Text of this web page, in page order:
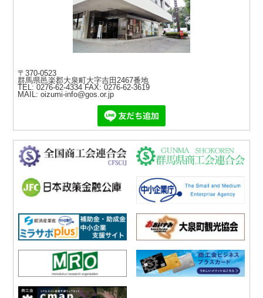
〒370-0523
群馬県邑楽郡大泉町大字吉田2467番地
TEL: 0276-62-4334FAX: 0276-62-3619
MAIL: oizumi-info@gos.or.jp